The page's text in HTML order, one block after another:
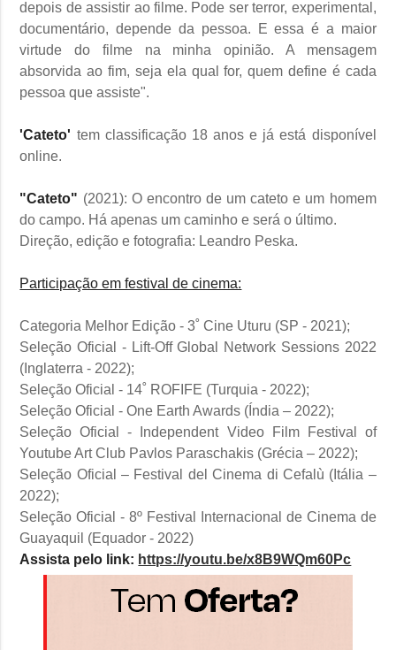
depois de assistir ao filme. Pode ser terror, experimental,
documentário, depende da pessoa. E essa é a maior
virtude do filme na minha opinião. A mensagem
absorvida ao fim, seja ela qual for, quem define é cada
pessoa que assiste".
'Cateto' tem classificação 18 anos e já está disponível
online.
"Cateto" (2021): O encontro de um cateto e um homem
do campo. Há apenas um caminho e será o último.
Direção, edição e fotografia: Leandro Peska.
Participação em festival de cinema:
Categoria Melhor Edição - 3˚ Cine Uturu (SP - 2021);
Seleção Oficial - Lift-Off Global Network Sessions 2022
(Inglaterra - 2022);
Seleção Oficial - 14˚ ROFIFE (Turquia - 2022);
Seleção Oficial - One Earth Awards (Índia – 2022);
Seleção Oficial - Independent Video Film Festival of
Youtube Art Club Pavlos Paraschakis (Grécia – 2022);
Seleção Oficial – Festival del Cinema di Cefalù (Itália –
2022);
Seleção Oficial - 8º Festival Internacional de Cinema de
Guayaquil (Equador - 2022)
Assista pelo link: https://youtu.be/x8B9WQm60Pc